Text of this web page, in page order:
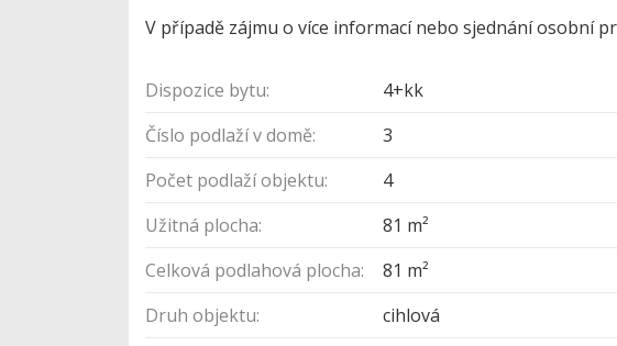
V případě zájmu o více informací nebo sjednání osobní
Dispozice bytu:
4+kk
Číslo podlaží v domě:
3
Počet podlaží objektu:
4
Užitná plocha:
81 m²
Celková podlahová plocha:
81 m²
Druh objektu:
cihlová